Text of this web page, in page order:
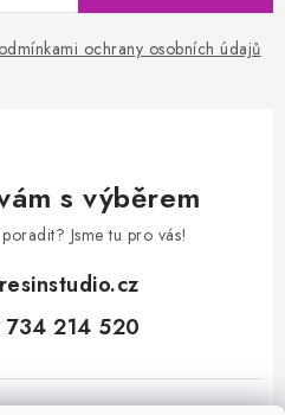
ochrany osobních údajů
s výběrem
Jsme tu pro vás!
resinstudio.cz
214 520